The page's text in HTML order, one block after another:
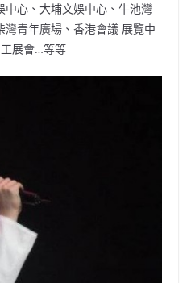
中心、大埔文娛中心、牛池灣
青年廣場、香港會議 展覽中
展會…等等